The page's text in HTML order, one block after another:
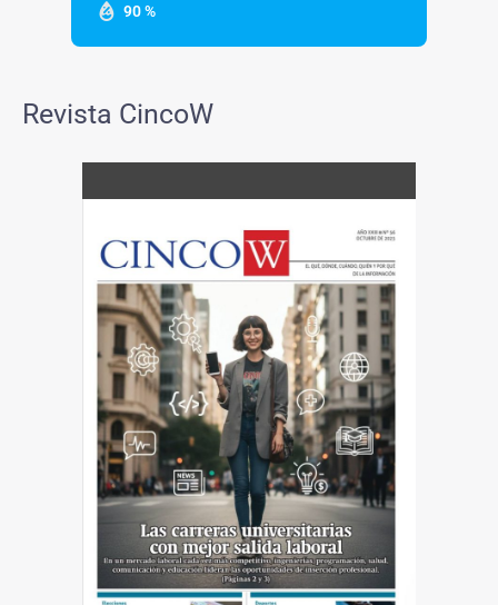
90 %
Revista CincoW